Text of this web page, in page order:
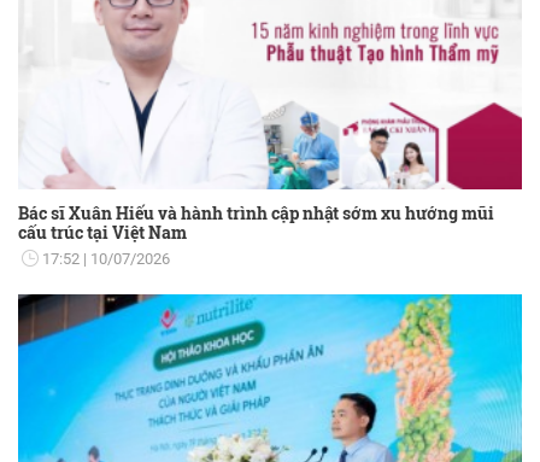
Bác sĩ Xuân Hiếu và hành trình cập nhật sớm xu hướng mũi
cấu trúc tại Việt Nam
17:52 10/07/2026